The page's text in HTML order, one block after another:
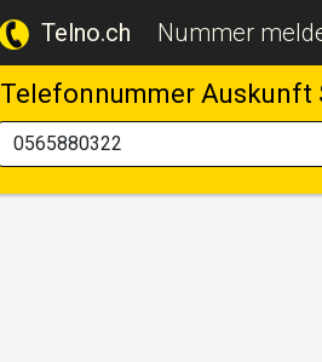
Telno.ch Nummer
Telefonnummer Auskunft